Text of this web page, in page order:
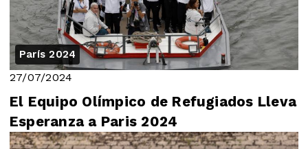
París 2024
27/07/2024
El Equipo Olímpico de Refugiados Lleva
Esperanza a Paris 2024